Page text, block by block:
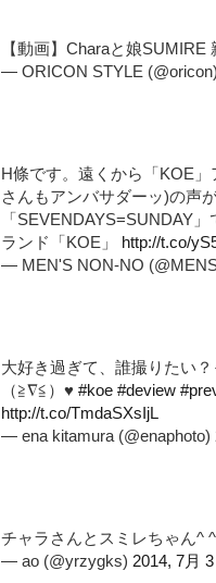
【動画】Charaと娘SUMIRE
— ORICON STYLE (@oricon)
H條です。遠くから「KOE
さんもアンバサダーッ)の声
「SEVENDAYS=SUNDAY
ランド「KOE」 http://t.co/
— MEN'S NON-NO
大好き過ぎて、誰撮りたい
（≧∇≦）♥ #koe #deview
http://t.co/TmdaSXsIjL
— ena kitamura (@enaphoto)
チャラさんとスミレちゃん^
— ao (@yrzygks) 2014, 7月 3